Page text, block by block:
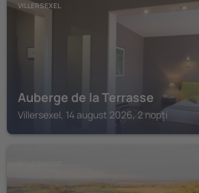
VILLERSEXEL
Auberge de la Terrasse
Villersexel, 14 august 2026, 2 nopți